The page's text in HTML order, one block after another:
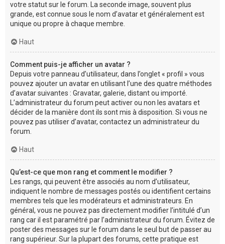
votre statut sur le forum. La seconde image, souvent plus
grande, est connue sous le nom d’avatar et généralement est
unique ou propre à chaque membre.
Haut
Comment puis-je afficher un avatar ?
Depuis votre panneau d’utilisateur, dans l’onglet « profil » vous
pouvez ajouter un avatar en utilisant l’une des quatre méthodes
d’avatar suivantes : Gravatar, galerie, distant ou importé.
L’administrateur du forum peut activer ou non les avatars et
décider de la manière dont ils sont mis à disposition. Si vous ne
pouvez pas utiliser d’avatar, contactez un administrateur du
forum.
Haut
Qu’est-ce que mon rang et comment le modifier ?
Les rangs, qui peuvent être associés au nom d’utilisateur,
indiquent le nombre de messages postés ou identifient certains
membres tels que les modérateurs et administrateurs. En
général, vous ne pouvez pas directement modifier l’intitulé d’un
rang car il est paramétré par l’administrateur du forum. Évitez de
poster des messages sur le forum dans le seul but de passer au
rang supérieur. Sur la plupart des forums, cette pratique est